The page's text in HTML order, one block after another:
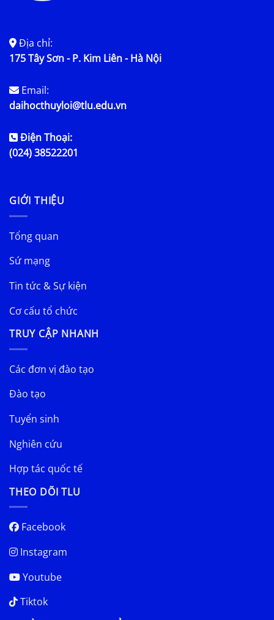
Địa chỉ:
175 Tây Sơn - P. Kim Liên - Hà Nội
Email:
daihocthuyloi@tlu.edu.vn
Điện Thoại:
(024) 38522201
GIỚI THIỆU
Tổng quan
Sứ mạng
Tin tức & Sự kiện
Cơ cấu tổ chức
TRUY CẬP NHANH
Các đơn vị đào tạo
Đào tạo
Tuyển sinh
Nghiên cứu
Hợp tác quốc tế
THEO DÕI TLU
Facebook
Instagram
Youtube
Tiktok